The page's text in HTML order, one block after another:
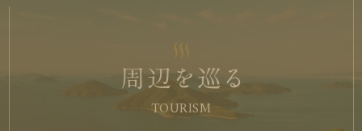
周辺を巡る
TOURISM